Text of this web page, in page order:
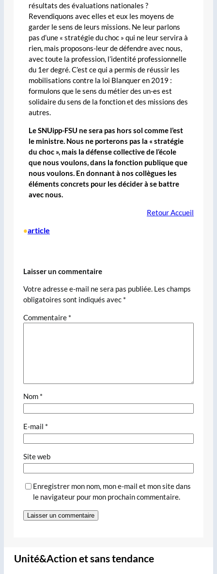
résultats des évaluations nationales ?
Revendiquons avec elles et eux les moyens de
garder le sens de leurs missions. Ne leur parlons
pas d’une « stratégie du choc » qui ne leur servira à
rien, mais proposons-leur de défendre avec nous,
avec toute la profession, l’identité professionnelle
du 1er degré. C’est ce qui a permis de réussir les
mobilisations contre la loi Blanquer en 2019 :
formulons que le sens du métier des un-es est
solidaire du sens de la fonction et des missions des
autres.
Le SNUipp-FSU ne sera pas hors sol comme l’est
le ministre. Nous ne porterons pas la « stratégie
du choc », mais la défense collective de l’école
que nous voulons, dans la fonction publique que
nous voulons. En donnant à nos collègues les
éléments concrets pour les décider à se battre
avec nous.
Retour Accueil
•article
Laisser un commentaire
Votre adresse e-mail ne sera pas publiée. Les champs
obligatoires sont indiqués avec *
Commentaire *
Nom *
E-mail *
Site web
Enregistrer mon nom, mon e-mail et mon site dans
le navigateur pour mon prochain commentaire.
Unité&Action et sans tendance